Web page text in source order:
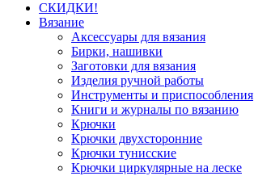
СКИДКИ!
Вязание
Аксессуары для вязания
Бирки, нашивки
Заготовки для вязания
Изделия ручной работы
Инструменты и приспособления
Книги и журналы по вязанию
Крючки
Крючки двухсторонние
Крючки тунисские
Крючки циркулярные на леске